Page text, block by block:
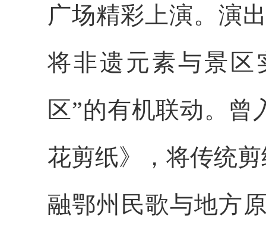
广场精彩上演。演
将非遗元素与景区
区”的有机联动。
花剪纸》，将传统
融鄂州民歌与地方